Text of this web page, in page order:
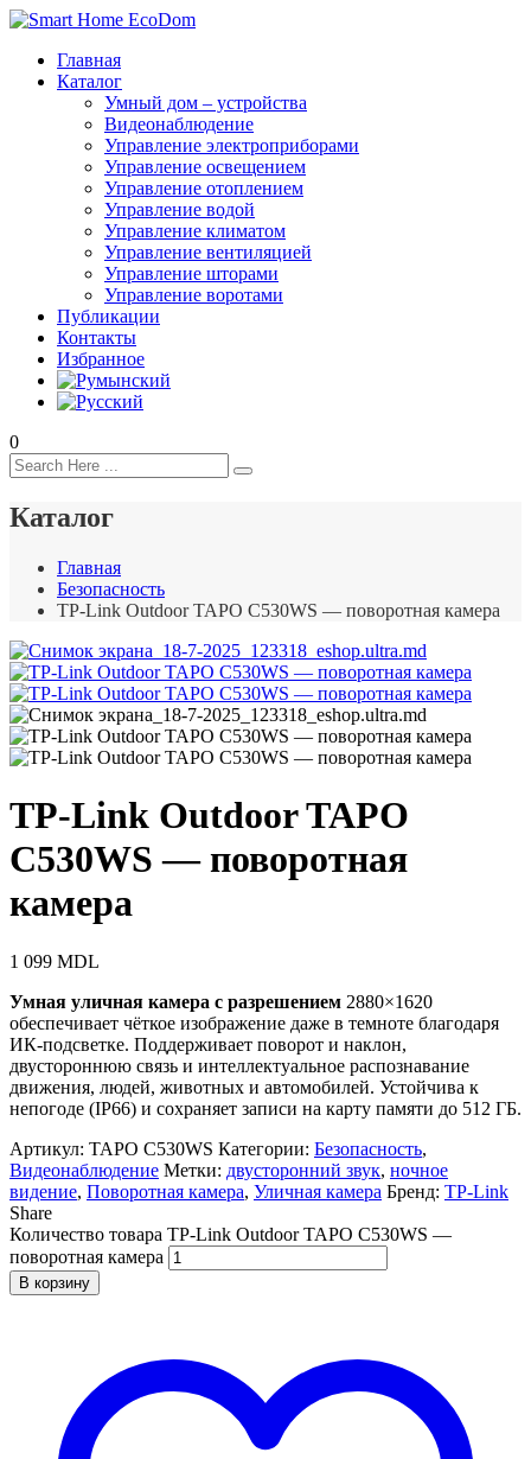
Главная
Каталог
Умный дом – устройства
Видеонаблюдение
Управление электроприборами
Управление освещением
Управление отоплением
Управление водой
Управление климатом
Управление вентиляцией
Управление шторами
Управление воротами
Публикации
Контакты
Избранное
0
Каталог
Главная
Безопасность
TP-Link Outdoor TAPO C530WS — поворотная камера
TP-Link Outdoor TAPO
C530WS — поворотная
камера
1 099 MDL
Умная уличная камера с разрешением 2880×1620
обеспечивает чёткое изображение даже в темноте благодаря
ИК-подсветке. Поддерживает поворот и наклон,
двустороннюю связь и интеллектуальное распознавание
движения, людей, животных и автомобилей. Устойчива к
непогоде (IP66) и сохраняет записи на карту памяти до 512 ГБ.
Артикул: TAPO C530WS Категории: Безопасность,
Видеонаблюдение Метки: двусторонний звук, ночное
видение, Поворотная камера, Уличная камера Бренд: TP-Link
Share
Количество товара TP-Link Outdoor TAPO C530WS —
поворотная камера
В корзину